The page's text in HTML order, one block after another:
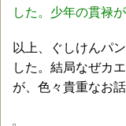
した。少年の貫禄が
以上、ぐしけんパ
した。結局なぜカ
が、色々貴重なお